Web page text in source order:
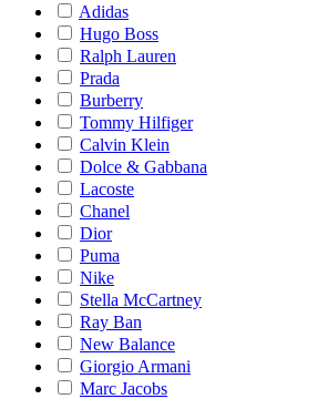
Adidas
Hugo Boss
Ralph Lauren
Prada
Burberry
Tommy Hilfiger
Calvin Klein
Dolce & Gabbana
Lacoste
Chanel
Dior
Puma
Nike
Stella McCartney
Ray Ban
New Balance
Giorgio Armani
Marc Jacobs